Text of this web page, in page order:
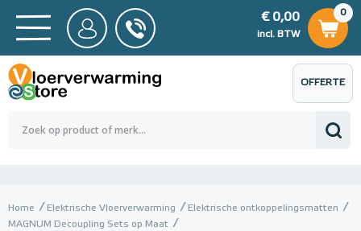
BTW
0,00
0
€ 0,00
incl. BTW
€ 0,00
OFFERTE
AANVRAGEN
Home Elektrische Vloerverwarming
Elektrische ontkoppelingsmatten
MAGNUM Decoupling Sets op Maat